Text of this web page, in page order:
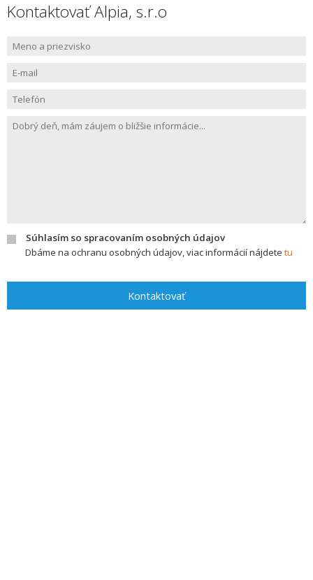
Kontaktovať Alpia, s.r.o
Súhlasím so spracovaním osobných údajov
Dbáme na ochranu osobných údajov, viac informácií nájdete tu
Kontaktovať